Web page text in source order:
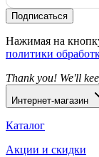
Подписаться
Нажимая на
политики
Thank you! We'll
Интернет-магазин
Каталог
Акции и скидки